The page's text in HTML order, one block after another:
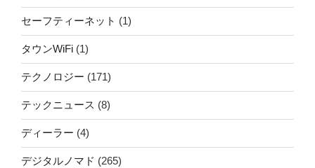
セーフティーネット (1)
タウンWiFi (1)
テクノロジー (171)
テックニュース (8)
ディーラー (4)
デジタルノマド (265)